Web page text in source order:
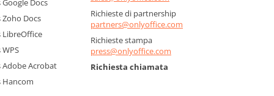
Google Docs
Zoho Docs
LibreOffice
WPS
Adobe Acrobat
Hancom
Richieste di partnership
partners@onlyoffice.com
Richieste stampa
press@onlyoffice.com
Richiesta chiamata